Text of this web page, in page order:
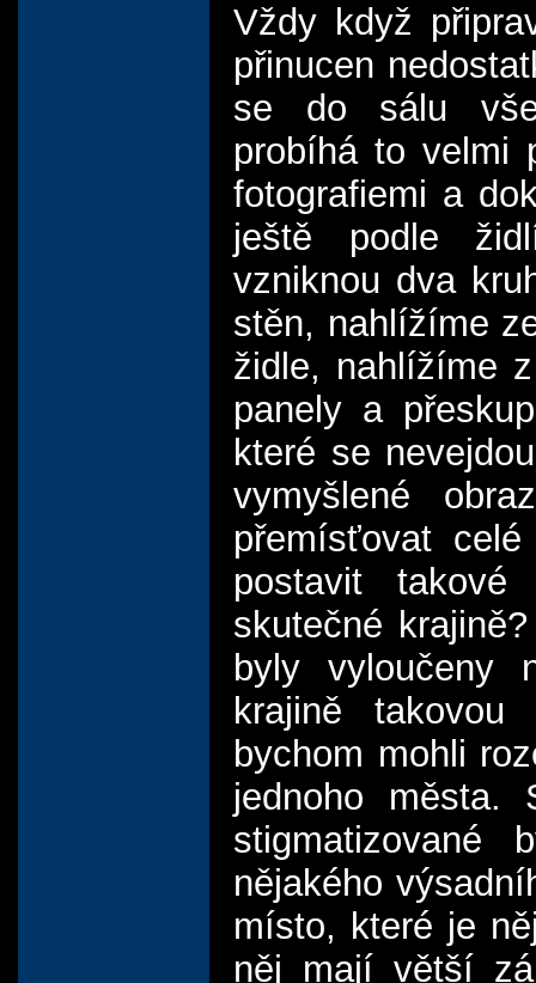
Vždy když
přinucen
se do sálu
probíhá to velmi
fotografiemi a
ještě podle
vzniknou dva
stěn, nahlížíme
židle, nahlížíme
panely a
které se
vymyšlené
přemísťovat
postavit
skutečné
byly vyloučeny
krajině
bychom mohli
jednoho města.
nějakého
místo, které je
něj mají větší